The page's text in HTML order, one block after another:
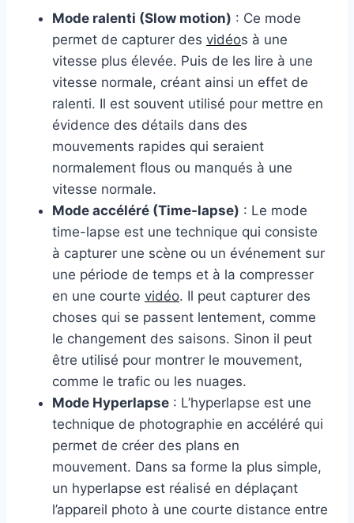
Mode ralenti (Slow motion) : Ce mode
permet de capturer des vidéos à une
vitesse plus élevée. Puis de les lire à une
vitesse normale, créant ainsi un effet de
ralenti. Il est souvent utilisé pour mettre en
évidence des détails dans des
mouvements rapides qui seraient
normalement flous ou manqués à une
vitesse normale.
Mode accéléré (Time-lapse) : Le mode
time-lapse est une technique qui consiste
à capturer une scène ou un événement sur
une période de temps et à la compresser
en une courte vidéo. Il peut capturer des
choses qui se passent lentement, comme
le changement des saisons. Sinon il peut
être utilisé pour montrer le mouvement,
comme le trafic ou les nuages.
Mode Hyperlapse : L’hyperlapse est une
technique de photographie en accéléré qui
permet de créer des plans en
mouvement. Dans sa forme la plus simple,
un hyperlapse est réalisé en déplaçant
l’appareil photo à une courte distance entre